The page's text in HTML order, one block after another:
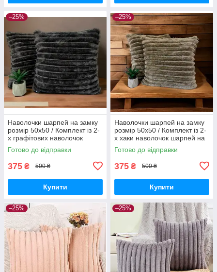
–25%
Наволочки шарпей на замку
розмір 50х50 / Комплект із 2-
х графітових наволочок
шарпей на замку розмір
50х50 см.
Готово до відправки
375 ₴ 500 ₴
Купити
–25%
Наволочки шарпей на замку
розмір 50х50 / Комплект із 2-
х хаки наволочок шарпей на
замку розмір 50х50 см.
Готово до відправки
375 ₴ 500 ₴
Купити
–25% –25%